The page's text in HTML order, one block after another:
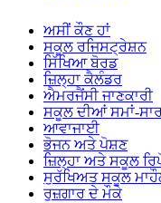
ਅਸੀਂ ਕੌਣ ਹਾਂ
ਸਕੂਲ ਰਜਿਸਟ੍ਰੇਸ਼ਨ
ਸਿੱਖਿਆ ਬੋਰਡ
ਜ਼ਿਲ੍ਹਾ ਕੈਲੰਡਰ
ਐਮਰਜੈਂਸੀ ਜਾਣਕਾਰੀ
ਸਕੂਲ ਦੀਆਂ ਸਮਾਂ-
ਆਵਾਜਾਈ
ਭੋਜਨ ਅਤੇ ਪੋਸ਼ਣ
ਜ਼ਿਲ੍ਹਾ ਅਤੇ ਸਕੂਲ
ਸੁਰੱਖਿਅਤ ਸਕੂਲ
ਰੁਜ਼ਗਾਰ ਦੇ ਮੌਕੇ